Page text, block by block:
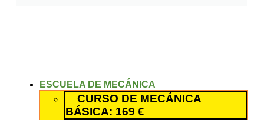
ESCUELA DE MECÁNICA
CURSO DE MECÁNICA
BÁSICA: 169 €